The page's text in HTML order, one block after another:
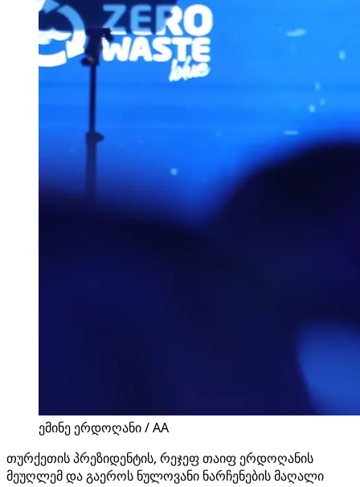
ემინე ერდოღანი / AA
თურქეთის პრეზიდენტის, რეჯეფ თაიფ ერდოღანის
მეუღლემ და გაეროს ნულოვანი ნარჩენების მაღალი